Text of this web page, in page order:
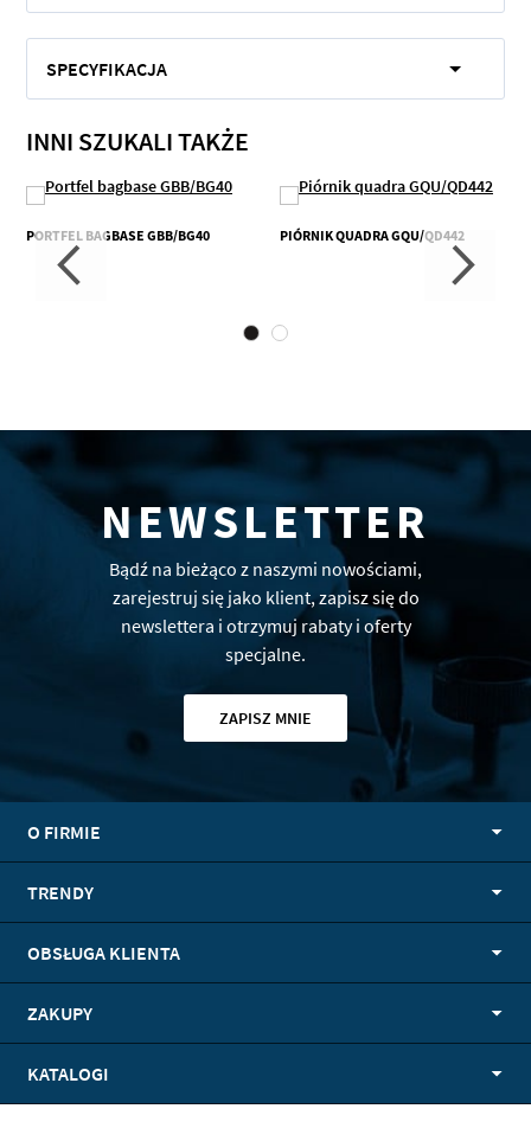
SPECYFIKACJA
INNI SZUKALI TAKŻE
PORTFEL BAGBASE GBB/BG40 PIÓRNIK QUADRA GQU/QD442
NEWSLETTER
Bądź na bieżąco z naszymi nowościami,
zarejestruj się jako klient, zapisz się do
newslettera i otrzymuj rabaty i oferty
specjalne.
ZAPISZ MNIE
O FIRMIE
TRENDY
OBSŁUGA KLIENTA
ZAKUPY
KATALOGI